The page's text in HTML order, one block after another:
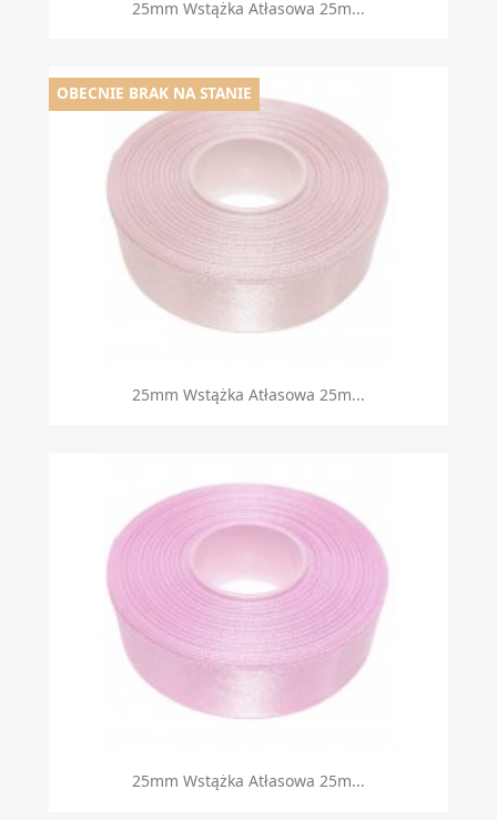
25mm Wstążka Atłasowa 25m...
25mm Wstążka Atłasowa 25m...
OBECNIE BRAK NA STANIE
25mm Wstążka Atłasowa 25m...